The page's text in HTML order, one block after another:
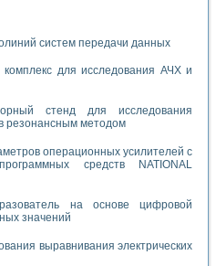
систем передачи данных
для исследования АЧХ и
стенд для исследования
резонансным методом
операционных усилителей с
средств NATIONAL
на основе цифровой
значений
выравнивания электрических